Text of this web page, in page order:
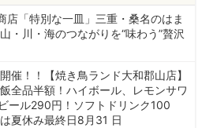
店「特別な一皿」三重・桑名のはま
・川・海のつながりを“味わう”贅沢
催！！【焼き鳥ランド大和郡山店】
全品半額！ハイボール、レモンサワ
ール290円！ソフトドリンク100
夏休み最終日8月31 日